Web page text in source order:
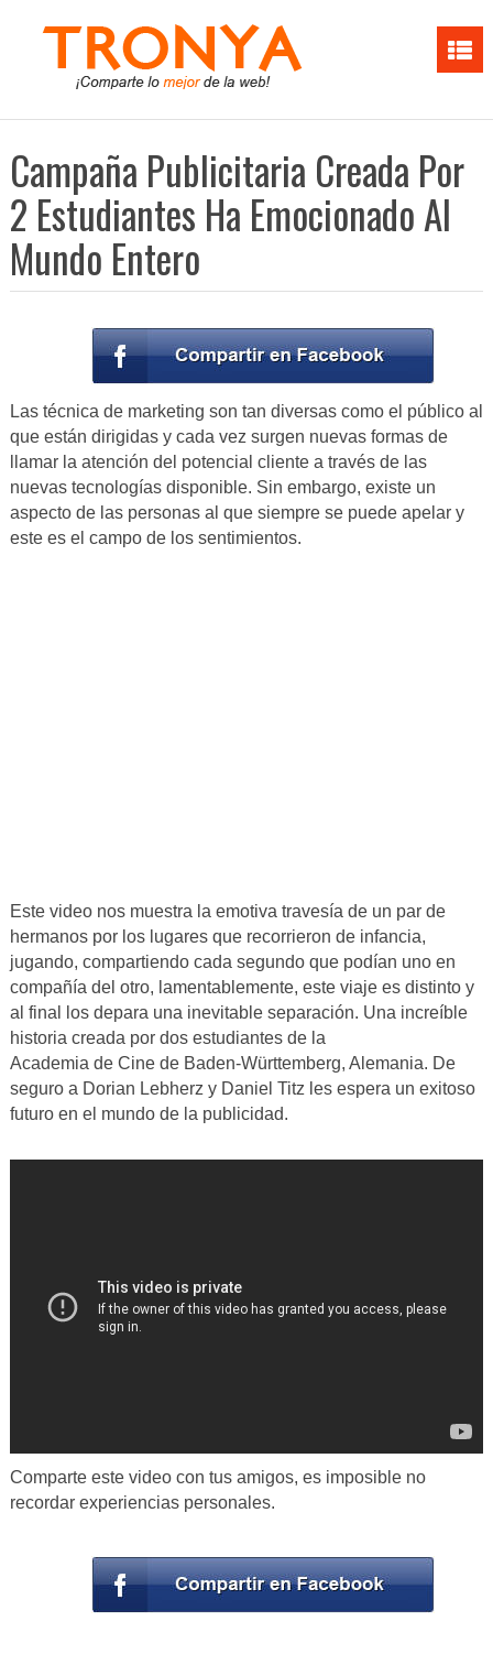
Campaña Publicitaria Creada Por
2 Estudiantes Ha Emocionado Al
Mundo Entero
Las técnica de marketing son tan diversas como el público al
que están dirigidas y cada vez surgen nuevas formas de
llamar la atención del potencial cliente a través de las
nuevas tecnologías disponible. Sin embargo, existe un
aspecto de las personas al que siempre se puede apelar y
este es el campo de los sentimientos.
Este video nos muestra la emotiva travesía de un par de
hermanos por los lugares que recorrieron de infancia,
jugando, compartiendo cada segundo que podían uno en
compañía del otro, lamentablemente, este viaje es distinto y
al final los depara una inevitable separación. Una increíble
historia creada por dos estudiantes de la
Academia de Cine de Baden-Württemberg, Alemania. De
seguro a Dorian Lebherz y Daniel Titz les espera un exitoso
futuro en el mundo de la publicidad.
Comparte este video con tus amigos, es imposible no
recordar experiencias personales.